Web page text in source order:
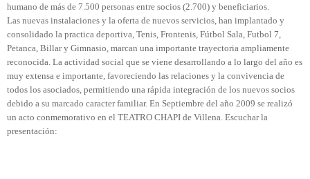
humano de más de 7.500 personas entre socios (2.700) y beneficiarios.
Las nuevas instalaciones y la oferta de nuevos servicios, han implantado y
consolidado la practica deportiva, Tenis, Frontenis, Fútbol Sala, Futbol 7,
Petanca, Billar y Gimnasio, marcan una importante trayectoria ampliamente
reconocida. La actividad social que se viene desarrollando a lo largo del año es
muy extensa e importante, favoreciendo las relaciones y la convivencia de
todos los asociados, permitiendo una rápida integración de los nuevos socios
debido a su marcado caracter familiar. En Septiembre del año 2009 se realizó
un acto conmemorativo en el TEATRO CHAPI de Villena. Escuchar la
presentación: